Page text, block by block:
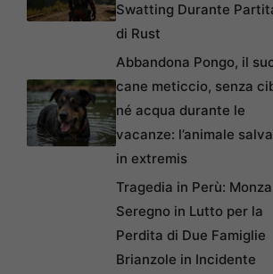
Swatting Durante
di Rust
Abbandona Pongo, il
cane meticcio, senza
né acqua durante le
vacanze: l’animale
in extremis
Tragedia in Perù:
Seregno in Lutto per la
Perdita di Due Famiglie
Brianzole in Incidente